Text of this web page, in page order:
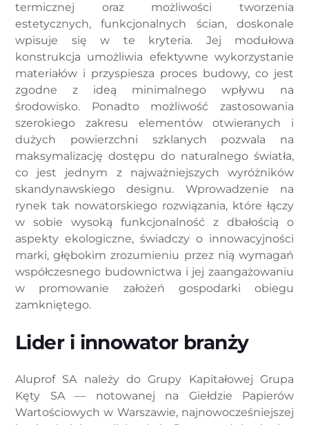
termicznej oraz możliwości tworzenia
estetycznych, funkcjonalnych ścian, doskonale
wpisuje się w te kryteria. Jej modułowa
konstrukcja umożliwia efektywne wykorzystanie
materiałów i przyspiesza proces budowy, co jest
zgodne z ideą minimalnego wpływu na
środowisko. Ponadto możliwość zastosowania
szerokiego zakresu elementów otwieranych i
dużych powierzchni szklanych pozwala na
maksymalizację dostępu do naturalnego światła,
co jest jednym z najważniejszych wyróżników
skandynawskiego designu. Wprowadzenie na
rynek tak nowatorskiego rozwiązania, które łączy
w sobie wysoką funkcjonalność z dbałością o
aspekty ekologiczne, świadczy o innowacyjności
marki, głębokim zrozumieniu przez nią wymagań
współczesnego budownictwa i jej zaangażowaniu
w promowanie założeń gospodarki obiegu
zamkniętego.
Lider i innowator branży
Aluprof SA należy do Grupy Kapitałowej Grupa
Kęty SA — notowanej na Giełdzie Papierów
Wartościowych w Warszawie, najnowocześniejszej